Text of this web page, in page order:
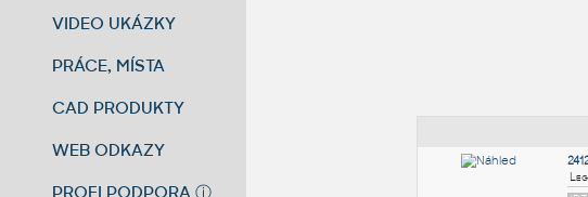
VIDEO UKÁZKY
PRÁCE, MÍSTA
CAD PRODUKTY
WEB ODKAZY
PROFI PODPORA ⓘ